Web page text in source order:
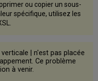
ou copier un sous-
spécifique, utilisez les
| n'est pas placée
Ce problème
à venir.